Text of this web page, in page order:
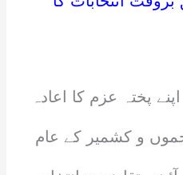
پختہ عزم کا اعادہ
و کشمیر کے عام